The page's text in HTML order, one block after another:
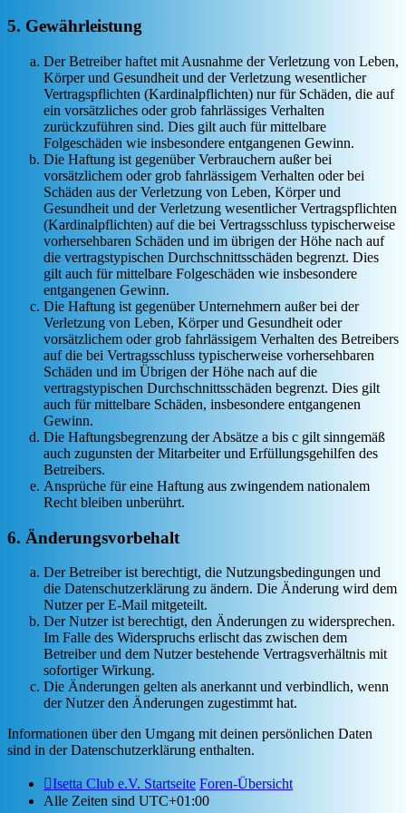
5. Gewährleistung
Der Betreiber haftet mit Ausnahme der Verletzung von Leben,
Körper und Gesundheit und der Verletzung wesentlicher
Vertragspflichten (Kardinalpflichten) nur für Schäden, die auf
ein vorsätzliches oder grob fahrlässiges Verhalten
zurückzuführen sind. Dies gilt auch für mittelbare
Folgeschäden wie insbesondere entgangenen Gewinn.
Die Haftung ist gegenüber Verbrauchern außer bei
vorsätzlichem oder grob fahrlässigem Verhalten oder bei
Schäden aus der Verletzung von Leben, Körper und
Gesundheit und der Verletzung wesentlicher Vertragspflichten
(Kardinalpflichten) auf die bei Vertragsschluss typischerweise
vorhersehbaren Schäden und im übrigen der Höhe nach auf
die vertragstypischen Durchschnittsschäden begrenzt. Dies
gilt auch für mittelbare Folgeschäden wie insbesondere
entgangenen Gewinn.
Die Haftung ist gegenüber Unternehmern außer bei der
Verletzung von Leben, Körper und Gesundheit oder
vorsätzlichem oder grob fahrlässigem Verhalten des Betreibers
auf die bei Vertragsschluss typischerweise vorhersehbaren
Schäden und im Übrigen der Höhe nach auf die
vertragstypischen Durchschnittsschäden begrenzt. Dies gilt
auch für mittelbare Schäden, insbesondere entgangenen
Gewinn.
Die Haftungsbegrenzung der Absätze a bis c gilt sinngemäß
auch zugunsten der Mitarbeiter und Erfüllungsgehilfen des
Betreibers.
Ansprüche für eine Haftung aus zwingendem nationalem
Recht bleiben unberührt.
6. Änderungsvorbehalt
Der Betreiber ist berechtigt, die Nutzungsbedingungen und
die Datenschutzerklärung zu ändern. Die Änderung wird dem
Nutzer per E-Mail mitgeteilt.
Der Nutzer ist berechtigt, den Änderungen zu widersprechen.
Im Falle des Widerspruchs erlischt das zwischen dem
Betreiber und dem Nutzer bestehende Vertragsverhältnis mit
sofortiger Wirkung.
Die Änderungen gelten als anerkannt und verbindlich, wenn
der Nutzer den Änderungen zugestimmt hat.
Informationen über den Umgang mit deinen persönlichen Daten
sind in der Datenschutzerklärung enthalten.
Isetta Club e.V. Startseite Foren-Übersicht
Alle Zeiten sind UTC+01:00